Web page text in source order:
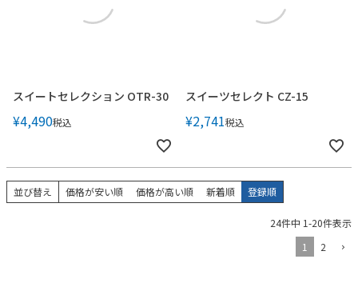
スイートセレクション OTR-30
¥4,490税込
スイーツセレクト CZ-15
¥2,741税込
並び替え 価格が安い順 価格が高い順 新着順 登録順
24件中 1-20件表示
1
2